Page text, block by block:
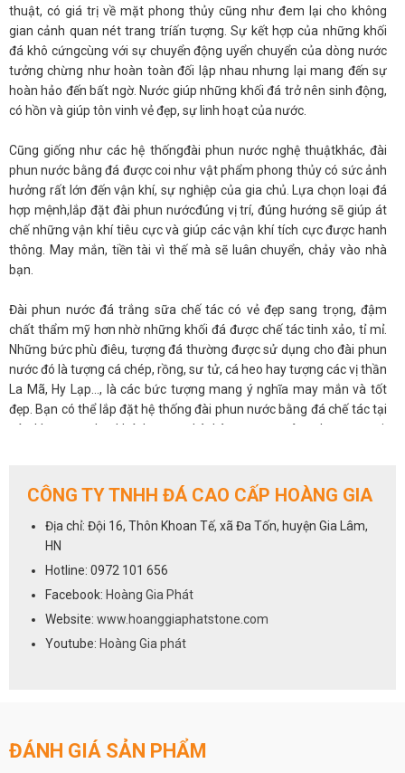
thuật, có giá trị về mặt phong thủy cũng như đem lại cho không
gian cảnh quan nét trang tríấn tượng. Sự kết hợp của những khối
đá khô cứngcùng với sự chuyển động uyển chuyển của dòng nước
tưởng chừng như hoàn toàn đối lập nhau nhưng lại mang đến sự
hoàn hảo đến bất ngờ. Nước giúp những khối đá trở nên sinh động,
có hồn và giúp tôn vinh vẻ đẹp, sự linh hoạt của nước.
Cũng giống như các hệ thốngđài phun nước nghệ thuậtkhác, đài
phun nước bằng đá được coi như vật phẩm phong thủy có sức ảnh
hưởng rất lớn đến vận khí, sự nghiệp của gia chủ. Lựa chọn loại đá
hợp mệnh,lắp đặt đài phun nướcđúng vị trí, đúng hướng sẽ giúp át
chế những vận khí tiêu cực và giúp các vận khí tích cực được hanh
thông. May mắn, tiền tài vì thế mà sẽ luân chuyển, chảy vào nhà
bạn.
Đài phun nước đá trắng sữa chế tác có vẻ đẹp sang trọng, đậm
chất thẩm mỹ hơn nhờ những khối đá được chế tác tinh xảo, tỉ mỉ.
Những bức phù điêu, tượng đá thường được sử dụng cho đài phun
nước đó là tượng cá chép, rồng, sư tử, cá heo hay tượng các vị thần
La Mã, Hy Lạp..., là các bức tượng mang ý nghĩa may mắn và tốt
đẹp. Bạn có thể lắp đặt hệ thống đài phun nước bằng đá chế tác tại
các khu vực như khách sạn, nhà hàng, trung tâm thương mại,
Và đặc biệt đài phun nước đá trắng sữa hình người gây được ấn
không gian. Để được tư vấn và báo giá nhanh tay liên hệ với chúng
tôi qua số hotline
CÔNG TY TNHH ĐÁ CAO CẤP HOÀNG GIA
Địa chỉ: Đội 16, Thôn Khoan Tế, xã Đa Tốn, huyện Gia Lâm,
HN
Hotline: 0972 101 656
Facebook: Hoàng Gia Phát
Website: www.hoanggiaphatstone.com
Youtube: Hoàng Gia phát
ĐÁNH GIÁ SẢN PHẨM